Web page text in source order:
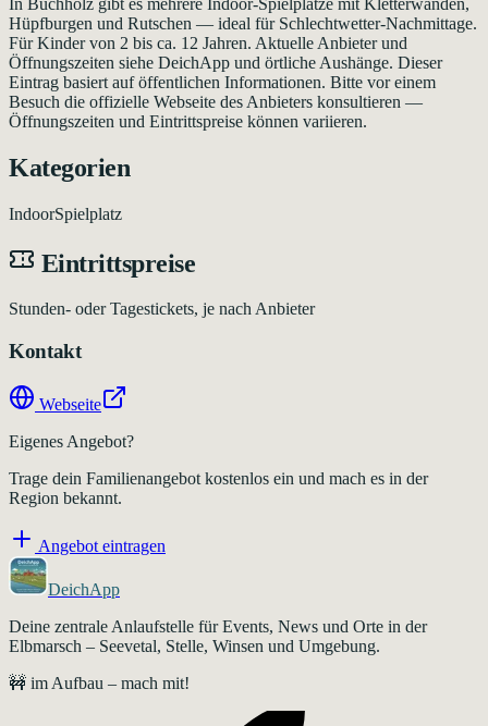
Hüpfburgen und Rutschen — ideal für Schlechtwetter-Nachmittage.
Für Kinder von 2 bis ca. 12 Jahren. Aktuelle Anbieter und
Öffnungszeiten siehe DeichApp und örtliche Aushänge. Dieser
Eintrag basiert auf öffentlichen Informationen. Bitte vor einem
Besuch die offizielle Webseite des Anbieters konsultieren —
Öffnungszeiten und Eintrittspreise können variieren.
Kategorien
IndoorSpielplatz
Eintrittspreise
Stunden- oder Tagestickets, je nach Anbieter
Kontakt
Webseite
Eigenes Angebot?
Trage dein Familienangebot kostenlos ein und mach es in der
Region bekannt.
Angebot eintragen
DeichApp
Deine zentrale Anlaufstelle für Events, News und Orte in der
Elbmarsch – Seevetal, Stelle, Winsen und Umgebung.
🚧 im Aufbau – mach mit!